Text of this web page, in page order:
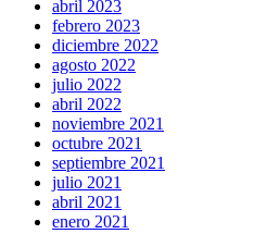
abril 2023
febrero 2023
diciembre 2022
agosto 2022
julio 2022
abril 2022
noviembre 2021
octubre 2021
septiembre 2021
julio 2021
abril 2021
enero 2021